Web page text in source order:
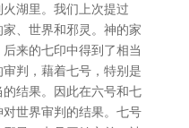
湖里。我们上次提过
、世界和邪灵。神的家
来的七印中得到了相当
判，藉着七号，特别是
结果。因此在六号和七
世界审判的结果。七号